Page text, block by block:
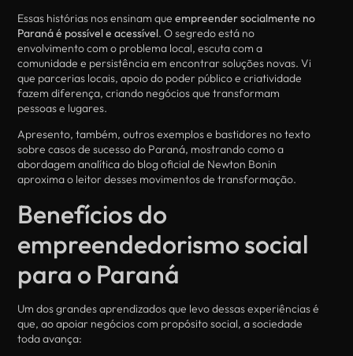
Essas histórias nos ensinam queempreender socialmente no
Paraná é possível e acessível. O segredo está no
envolvimento com o problema local, escuta com a
comunidade e persistência em encontrar soluções novas. Vi
que parcerias locais, apoio do poder público e criatividade
fazem diferença, criando negócios que transformam
pessoas e lugares.
Apresento, também, outros exemplos e bastidores no texto
sobre casos de sucesso do Paraná, mostrando como a
abordagem analítica do blog oficial de Newton Bonin
aproxima o leitor desses movimentos de transformação.
Benefícios do
empreendedorismo social
para o Paraná
Um dos grandes aprendizados que levo dessas experiências é
que, ao apoiar negócios com propósito social, a sociedade
toda avança: